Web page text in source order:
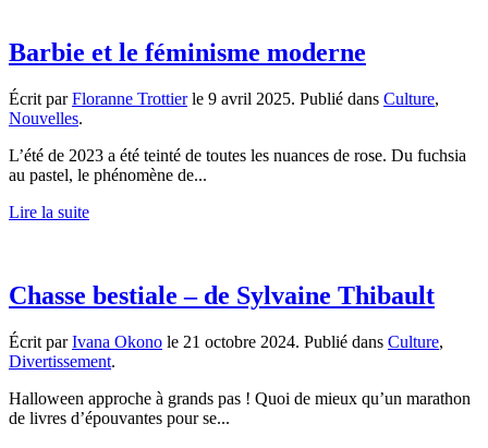
Barbie et le féminisme moderne
Écrit parFloranne Trottierle 9 avril 2025. Publié dans Culture,
Nouvelles.
L’été de 2023 a été teinté de toutes les nuances de rose. Du fuchsia
au pastel, le phénomène de...
Lire la suite
Chasse bestiale – de Sylvaine Thibault
Écrit parIvana Okono le 21 octobre 2024. Publié dans Culture,
Divertissement.
Halloween approche à grands pas ! Quoi de mieux qu’un marathon
de livres d’épouvantes pour se...